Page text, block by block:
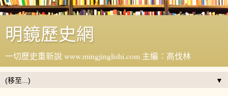
明鏡歷史網
一切歷史重新說 www.mingjinglishi.com 主編：高伐林
▼